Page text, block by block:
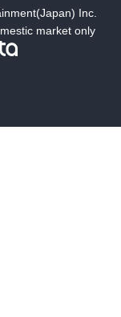
Inc.
market only